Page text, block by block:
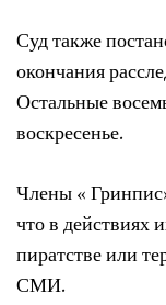
Суд также
окончания
Остальные
воскресенье.
Члены «
что в действиях
пиратстве или
СМИ.